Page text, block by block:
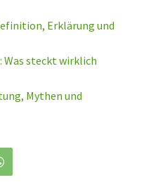
Erklärung und
Was steckt wirklich
Mythen und